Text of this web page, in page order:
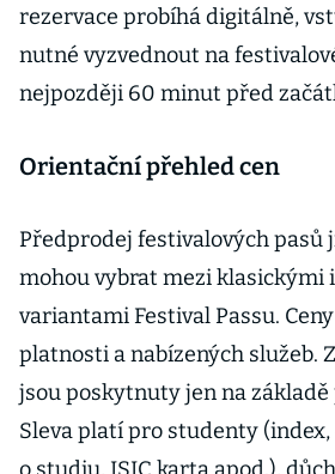
rezervace probíhá digitálně,
nutné vyzvednout na
nejpozději 60 minut před
Orientační přehled cen
Předprodej festivalových pasů
mohou vybrat mezi klasickými
variantami Festival Passu.
platnosti a nabízených služeb.
jsou poskytnuty jen na
Sleva platí pro studenty